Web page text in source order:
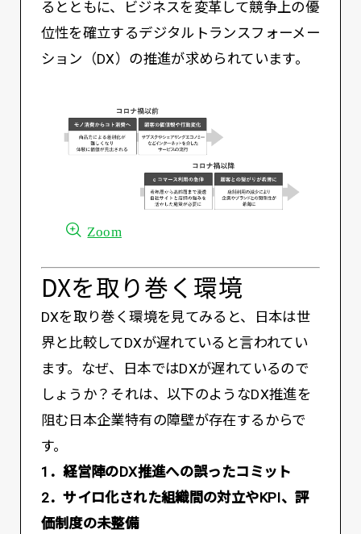
るとともに、ビジネスを変革して競争上の優
位性を確立するデジタルトランスフォーメー
ション（DX）の推進が求められています。
Zoom
DXを取り巻く環境
DXを取り巻く環境を見てみると、日本は世
界と比較してDXが遅れていると言われてい
ます。なぜ、日本ではDXが遅れているので
しょうか？それは、以下のようなDX推進を
阻む日本企業特有の障壁が存在するからで
す。
1．経営陣のDX推進への誤ったコミット
2．サイロ化された組織間の対立やKPI、評
価制度の未整備